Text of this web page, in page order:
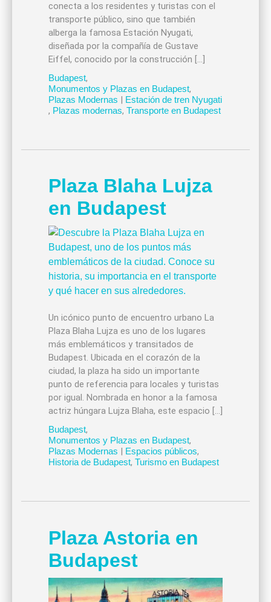
conecta a los residentes y turistas con el
transporte público, sino que también
alberga la famosa Estación Nyugati,
diseñada por la compañía de Gustave
Eiffel, conocido por la construcción […]
Budapest,
Monumentos y Plazas en Budapest,
Plazas Modernas | Estación de tren Nyugati
, Plazas modernas, Transporte en Budapest
Plaza Blaha Lujza
en Budapest
Un icónico punto de encuentro urbano La
Plaza Blaha Lujza es uno de los lugares
más emblemáticos y transitados de
Budapest. Ubicada en el corazón de la
ciudad, la plaza ha sido un importante
punto de referencia para locales y turistas
por igual. Nombrada en honor a la famosa
actriz húngara Lujza Blaha, este espacio […]
Budapest,
Monumentos y Plazas en Budapest,
Plazas Modernas Espacios públicos,
Historia de Budapest, Turismo en Budapest
Plaza Astoria en
Budapest